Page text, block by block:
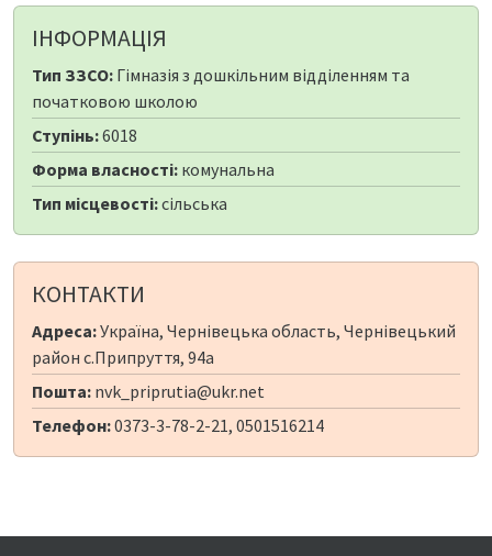
ІНФОРМАЦІЯ
Тип ЗЗСО: Гімназія з дошкільним відділенням та
початковою школою
Ступінь:6018
Форма власності: комунальна
Тип місцевості:сільська
КОНТАКТИ
Адреса:Україна, Чернівецька область, Чернівецький
район с.Припруття, 94а
Пошта: nvk_priprutia@ukr.net
Телефон:0373-3-78-2-21, 0501516214